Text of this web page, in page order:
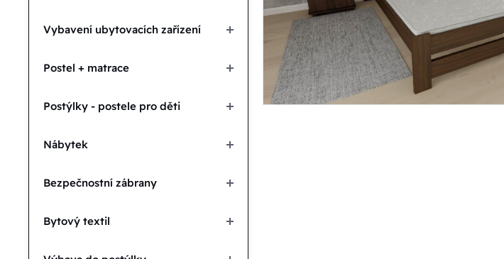
Vybavení ubytovacích zařízení
Postel + matrace
Postýlky - postele pro děti
Nábytek
Bezpečnostní zábrany
Bytový textil